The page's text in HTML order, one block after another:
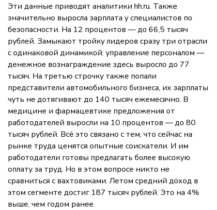
Эти данные приводят аналитики hh.ru. Также
значительно выросла зарплата у специалистов по
безопасности. На 12 процентов — до 66,5 тысяч
рублей. Замыкают тройку лидеров сразу три отрасли
с одинаковой динамикой: управление персоналом —
денежное вознаграждение здесь выросло до 77
тысяч. На третью строчку также попали
представители автомобильного бизнеса, их зарплаты
чуть не дотягивают до 140 тысяч ежемесячно. В
медицине и фармацевтике предложения от
работодателей выросли на 10 процентов — до 80
тысяч рублей. Всё это связано с тем, что сейчас на
рынке труда ценятся опытные соискатели. И им
работодатели готовы предлагать более высокую
оплату за труд. Но в этом вопросе никто не
сравниться с вахтовиками. Летом средний доход в
этом сегменте достиг 187 тысяч рублей. Это на 4%
выше, чем годом ранее.